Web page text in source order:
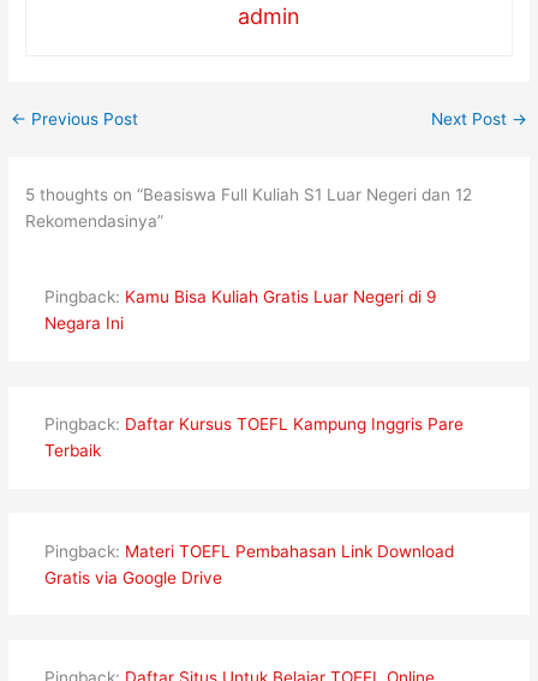
admin
← Previous Post Next Post →
5 thoughts on “Beasiswa Full Kuliah S1 Luar Negeri dan 12
Rekomendasinya”
Pingback: Kamu Bisa Kuliah Gratis Luar Negeri di 9
Negara Ini
Pingback: Daftar Kursus TOEFL Kampung Inggris Pare
Terbaik
Pingback: Materi TOEFL Pembahasan Link Download
Gratis via Google Drive